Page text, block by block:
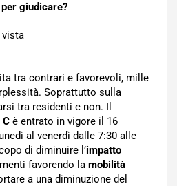
giudicare?
tra contrari e favorevoli, mille
Soprattutto sulla
tra residenti e non. Il
C è entrato in vigore il 16
al venerdì dalle 7:30 alle
di diminuire l’impatto
favorendo la mobilità
a una diminuzione del